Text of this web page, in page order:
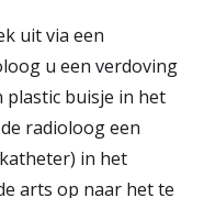
uit via een
u een verdoving
plastic buisje in het
radioloog een
in het
arts op naar het te